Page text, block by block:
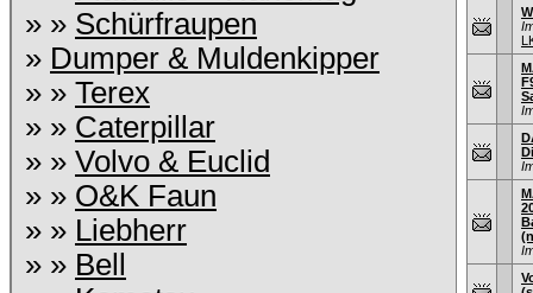
» » Schürfraupen
» Dumper & Muldenkipper
» » Terex
» » Caterpillar
» » Volvo & Euclid
» » O&K Faun
» » Liebherr
» » Bell